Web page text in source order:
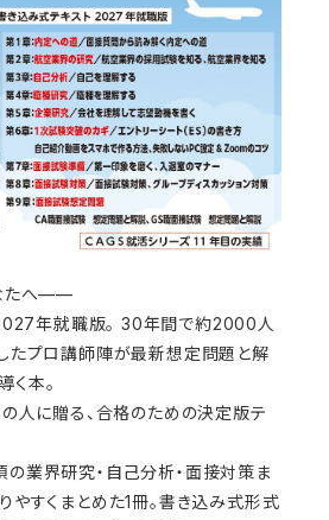
たへ——
年就職版。 30年間で約2000人
たプロ講師陣が最新想定問題と解
く本。
人に贈る、合格のための決定版テ
の業界研究・自己分析・面接対策ま
やすくまとめた1冊。書き込み式形式